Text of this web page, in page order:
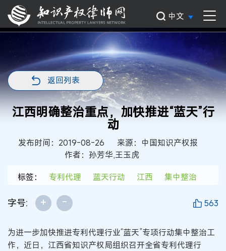
中文
返回列表
江西明确整治重点，加快推进“蓝天”行
动
发布时间：2019-08-26
来源：中国知识产权报
作者：孙芳华,王玉虎
标签：
专利代理 蓝天行动 江西 集中整治
字号: + - 563
为进一步加快推进专利代理行业“蓝天”专项行动集中整治工
作，近日，江西省知识产权局组织召开全省专利代理行